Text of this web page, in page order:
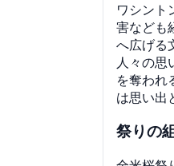
ワシント
害なども
へ広げる
人々の思
を奪われ
は思い出
祭りの